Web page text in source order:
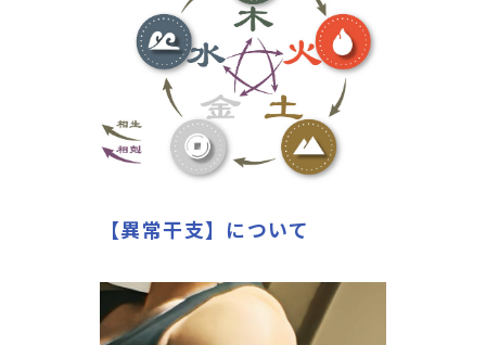
【異常干支】について